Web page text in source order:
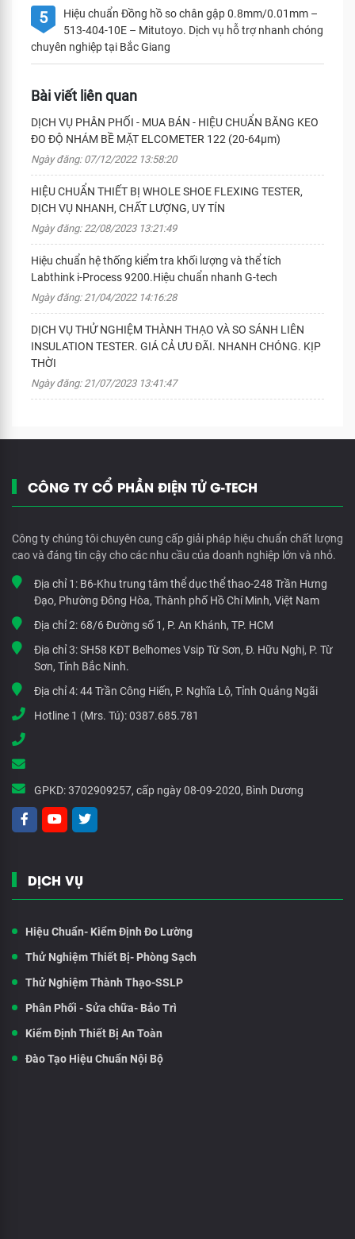
5
Hiệu chuẩn Đồng hồ so chân gập 0.8mm/0.01mm –
513-404-10E – Mitutoyo. Dịch vụ hỗ trợ nhanh chóng
chuyên nghiệp tại Bắc Giang
Bài viết liên quan
DỊCH VỤ PHÂN PHỐI - MUA BÁN - HIỆU CHUẨN BĂNG KEO
ĐO ĐỘ NHÁM BỀ MẶT ELCOMETER 122 (20-64μm)
Ngày đăng: 07/12/2022 13:58:20
HIỆU CHUẨN THIẾT BỊ WHOLE SHOE FLEXING TESTER,
DỊCH VỤ NHANH, CHẤT LƯỢNG, UY TÍN
Ngày đăng: 22/08/2023 13:21:49
Hiệu chuẩn hệ thống kiểm tra khối lượng và thể tích
Labthink i-Process 9200.Hiệu chuẩn nhanh G-tech
Ngày đăng: 21/04/2022 14:16:28
DỊCH VỤ THỬ NGHIỆM THÀNH THẠO VÀ SO SÁNH LIÊN
INSULATION TESTER. GIÁ CẢ ƯU ĐÃI. NHANH CHÓNG. KỊP
THỜI
Ngày đăng: 21/07/2023 13:41:47
CÔNG TY CỔ PHẦN ĐIỆN TỬ G-TECH
Công ty chúng tôi chuyên cung cấp giải pháp hiệu chuẩn chất lượng
cao và đáng tin cậy cho các nhu cầu của doanh nghiệp lớn và nhỏ.
Địa chỉ 1: B6-Khu trung tâm thể dục thể thao-248 Trần Hưng
Đạo, Phường Đông Hòa, Thành phố Hồ Chí Minh, Việt Nam
Địa chỉ 2: 68/6 Đường số 1, P. An Khánh, TP. HCM
Địa chỉ 3:SH58 KĐT Belhomes Vsip Từ Sơn, Đ. Hữu Nghị, P. Từ
Sơn, Tỉnh Bắc Ninh.
Địa chỉ 4:44 Trần Công Hiến, P. Nghĩa Lộ, Tỉnh Quảng Ngãi
Hotline 1 (Mrs. Tú):0387.685.781
GPKD:3702909257, cấp ngày 08-09-2020, Bình Dương
DỊCH VỤ
Hiệu Chuẩn- Kiểm Định Đo Lường
Thử Nghiệm Thiết Bị- Phòng Sạch
Thử Nghiệm Thành Thạo-SSLP
Phân Phối - Sửa chữa- Bảo Trì
Kiểm Định Thiết Bị An Toàn
Đào Tạo Hiệu Chuẩn Nội Bộ